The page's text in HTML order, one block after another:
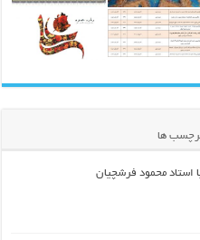
ها
استاد محمود فرشچیان